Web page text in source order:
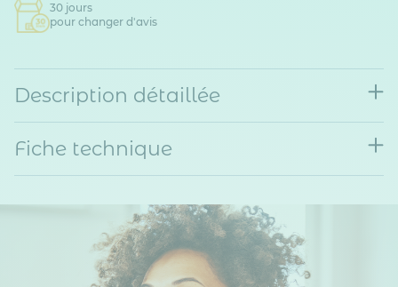
30 jours
pour changer d'avis
Description détaillée
Fiche technique